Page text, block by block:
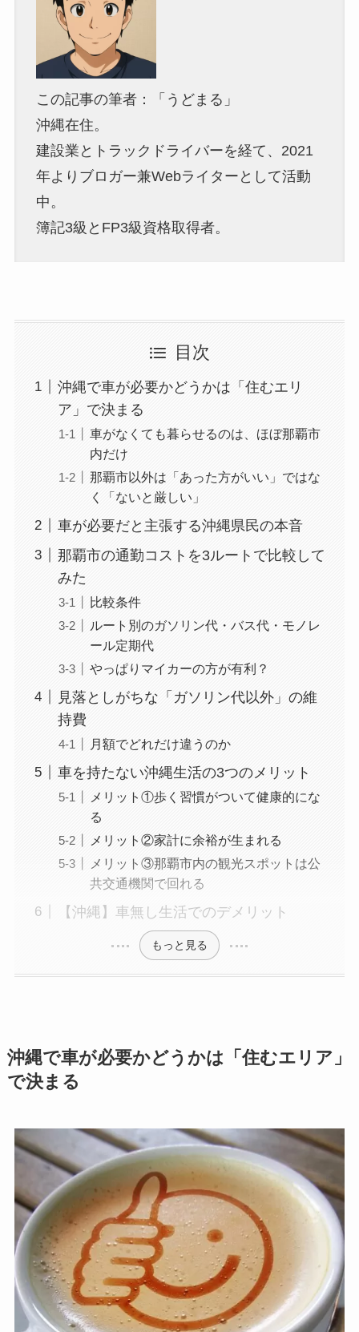
この記事の筆者：「うどまる」
沖縄在住。
建設業とトラックドライバーを経て、2021
年よりブロガー兼Webライターとして活動
中。
簿記3級とFP3級資格取得者。
目次
沖縄で車が必要かどうかは「住むエリ
ア」で決まる
車がなくても暮らせるのは、ほぼ那覇市
内だけ
那覇市以外は「あった方がいい」ではな
く「ないと厳しい」
車が必要だと主張する沖縄県民の本音
那覇市の通勤コストを3ルートで比較して
みた
比較条件
ルート別のガソリン代・バス代・モノレ
ール定期代
やっぱりマイカーの方が有利？
見落としがちな「ガソリン代以外」の維
持費
月額でどれだけ違うのか
車を持たない沖縄生活の3つのメリット
メリット①歩く習慣がついて健康的にな
る
メリット②家計に余裕が生まれる
メリット③那覇市内の観光スポットは公
共交通機関で回れる
【沖縄】車無し生活でのデメリット
もっと見る
沖縄で車が必要かどうかは「住むエリア」
で決まる